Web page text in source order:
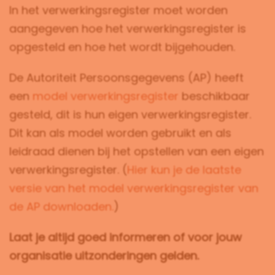
In het verwerkingsregister moet worden
aangegeven hoe het verwerkingsregister is
opgesteld en hoe het wordt bijgehouden.
De Autoriteit Persoonsgegevens (AP) heeft
een model verwerkingsregister beschikbaar
gesteld, dit is hun eigen verwerkingsregister.
Dit kan als model worden gebruikt en als
leidraad dienen bij het opstellen van een eigen
verwerkingsregister. (Hier kun je de laatste
versie van het model verwerkingsregister van
de AP downloaden. )
Laat je altijd goed informeren of voor jouw
organisatie uitzonderingen gelden.